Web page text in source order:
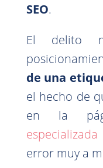
SEO.
El delito
de una
el hecho de
en la
especializada
error muy a